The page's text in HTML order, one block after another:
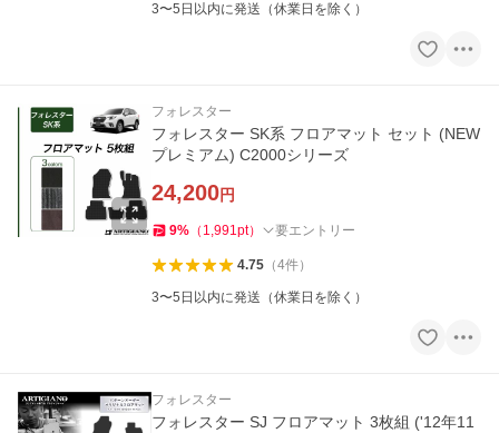
3〜5日以内に発送（休業日を除く）
フォレスター
フォレスター SK系 フロアマット セット (NEW
プレミアム) C2000シリーズ
24,200円
9% （ 1,991pt） 要エントリー
4.75（4件）
3〜5日以内に発送（休業日を除く）
フォレスター
フォレスター SJ フロアマット 3枚組 ('12年11